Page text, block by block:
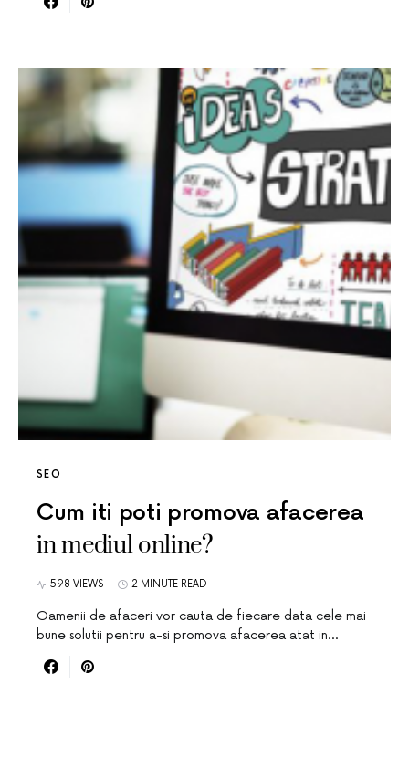
SEO
Cum iti poti promova afacerea
in mediul online?
598 VIEWS 2 MINUTE READ
Oamenii de afaceri vor cauta de fiecare data cele mai
bune solutii pentru a-si promova afacerea atat in…